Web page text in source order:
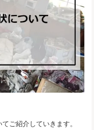
ご紹介していきます。